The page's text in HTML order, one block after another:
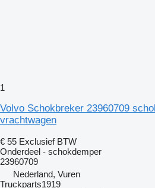
1
Volvo Schokbreker 23960709
vrachtwagen
€ 55 Exclusief BTW
Onderdeel - schokdemper
23960709
Nederland, Vuren
Truckparts1919